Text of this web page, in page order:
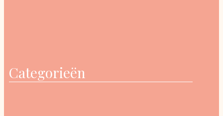
Categorieën